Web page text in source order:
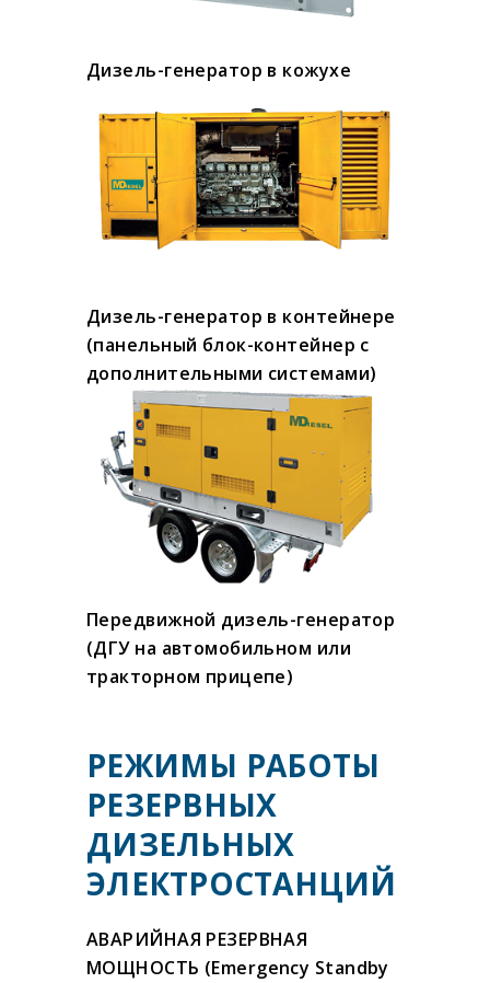
Дизель-генератор в кожухе
Дизель-генератор в контейнере
(панельный блок-контейнер с
дополнительными системами)
Передвижной дизель-генератор
(ДГУ на автомобильном или
тракторном прицепе)
РЕЖИМЫ РАБОТЫ
РЕЗЕРВНЫХ
ДИЗЕЛЬНЫХ
ЭЛЕКТРОСТАНЦИЙ
АВАРИЙНАЯ РЕЗЕРВНАЯ
МОЩНОСТЬ (Emergency Standby